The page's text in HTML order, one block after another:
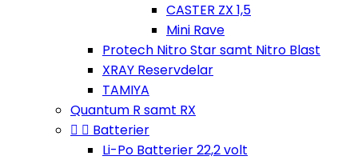
CASTER ZX 1,5
Mini Rave
Protech Nitro Star samt Nitro Blast
XRAY Reservdelar
TAMIYA
Quantum R samt RX
  Batterier
Li-Po Batterier 22,2 volt